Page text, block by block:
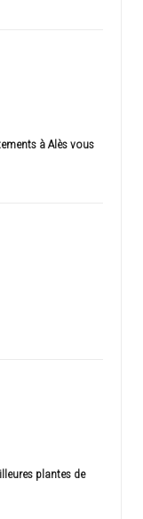
à Alès vous
plantes de